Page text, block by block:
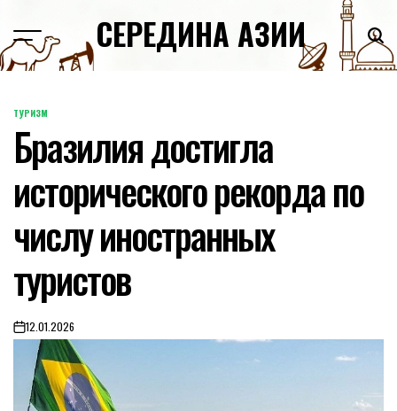
content
СЕРЕДИНА АЗИИ
POSTED
IN
ТУРИЗМ
Бразилия достигла
исторического рекорда по
числу иностранных
туристов
on12.01.2026